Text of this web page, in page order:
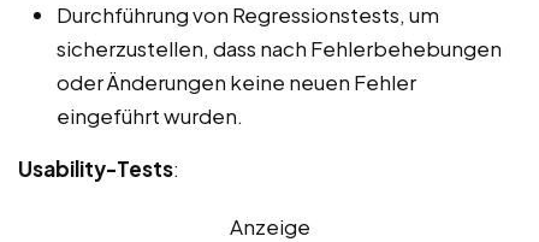
Durchführung von Regressionstests, um
sicherzustellen, dass nach Fehlerbehebungen
oder Änderungen keine neuen Fehler
eingeführt wurden.
Usability-Tests:
Anzeige